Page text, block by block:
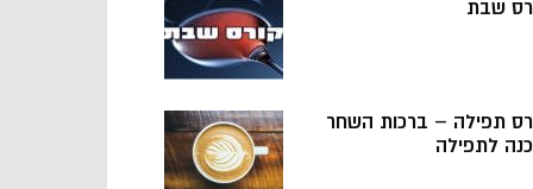
שבת
תפילה – ברכות השחר
לתפילה